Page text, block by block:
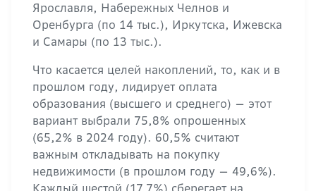
Ярославля, Набережных Челнов и
Оренбурга (по 14 тыс.), Иркутска, Ижевска
и Самары (по 13 тыс.).
Что касается целей накоплений, то, как и в
прошлом году, лидирует оплата
образования (высшего и среднего) — этот
вариант выбрали 75,8% опрошенных
(65,2% в 2024 году). 60,5% считают
важным откладывать на покупку
недвижимости (в прошлом году — 49,6%).
Каждый шестой (17,7%) сберегает на